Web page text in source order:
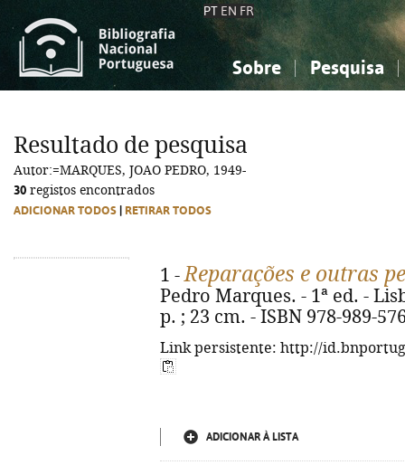
PT EN FR
Sobre Pesquisa
Ciências sociais...
Ciências sociais...
Resultado de pesquisa
Autor:=MARQUES, JOAO PEDRO, 1949-
30 registos encontrados
ADICIONAR TODOS RETIRAR TODOS
1 -Reparações e outras
Pedro Marques. - 1ª ed. -
p. ; 23 cm. - ISBN 978-989-
Link persistente: http://
ADICIONAR À LISTA